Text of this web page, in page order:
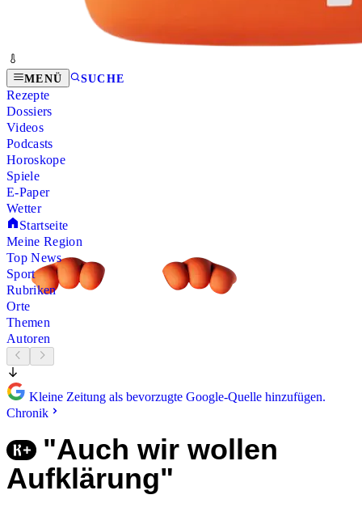
MENÜ SUCHE
Rezepte
Dossiers
Videos
Podcasts
Horoskope
Spiele
E-Paper
Wetter
Startseite
Meine Region
Top News
Sport
Rubriken
Orte
Themen
Autoren
Kleine Zeitung als bevorzugte Google-Quelle hinzufügen.
Chronik
"Auch wir wollen
Aufklärung"